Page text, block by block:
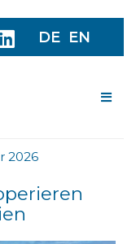
DE EN
2026